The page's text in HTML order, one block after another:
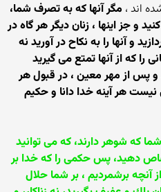
اند ، مگر آنها که به تصرف شما،
و جز اينها ، زنان ديگر هر گاه در
و آنها را به نکاح در آوريد نه
را که از آنها تمتع می گيريد
پس از مهر معين ، در قبول هر
هر آينه خدا دانا و حکيم
كه شوهر دارند، كه مى توانيد
دهيد، پس حكمى را كه خدا بر
آنچه برشمرديم ، بر شما حلال